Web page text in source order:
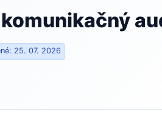
25. 07. 2026